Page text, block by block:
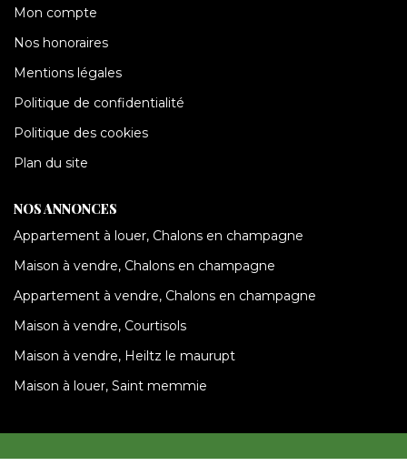
Mon compte
Nos honoraires
Mentions légales
Politique de confidentialité
Politique des cookies
Plan du site
NOS ANNONCES
Appartement à louer, Chalons en champagne
Maison à vendre, Chalons en champagne
Appartement à vendre, Chalons en champagne
Maison à vendre, Courtisols
Maison à vendre, Heiltz le maurupt
Maison à louer, Saint memmie